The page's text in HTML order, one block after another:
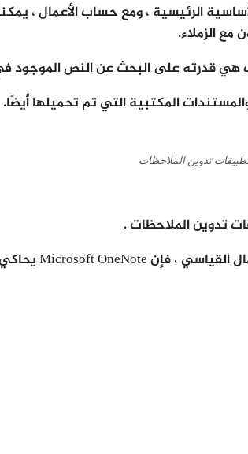
الرئيسية ، ومع حساب الأعمال ،
تدوين الملاحظات